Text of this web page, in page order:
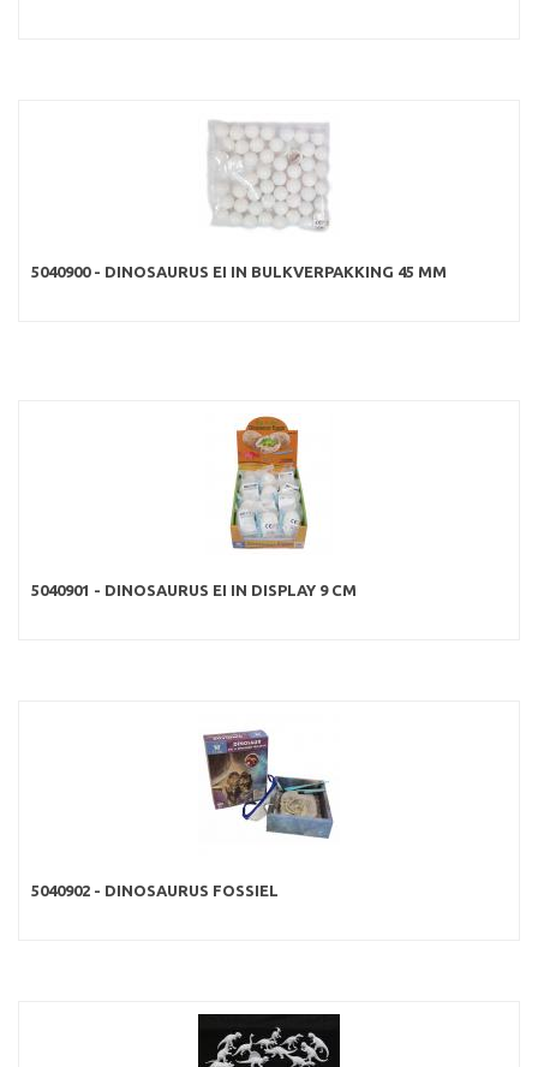
5040900 - DINOSAURUS EI IN BULKVERPAKKING 45 MM
5040901 - DINOSAURUS EI IN DISPLAY 9 CM
5040902 - DINOSAURUS FOSSIEL